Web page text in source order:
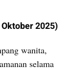
2025)
wanita,
selama